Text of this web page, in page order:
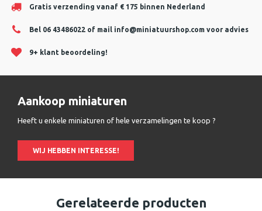
Gratis verzending vanaf € 175 binnen Nederland
Bel 06 43486022 of mail info@miniatuurshop.com voor advies
9+ klant beoordeling!
Aankoop miniaturen
Heeft u enkele miniaturen of hele verzamelingen te koop ?
WIJ HEBBEN INTERESSE!
Gerelateerde producten